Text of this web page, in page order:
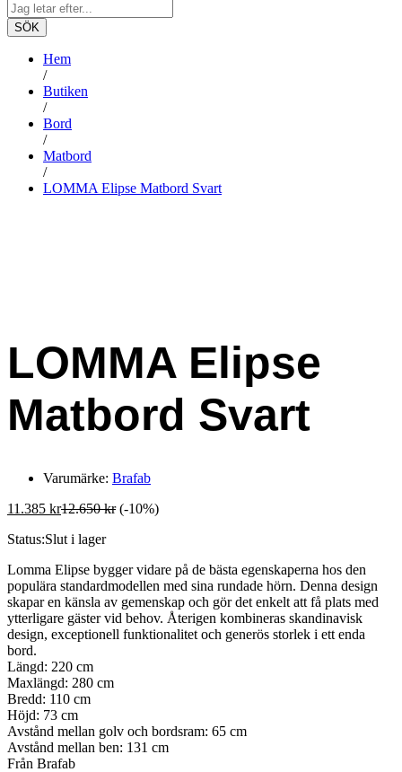
SÖK
Hem
/
Butiken
/
Bord
/
Matbord
/
LOMMA Elipse Matbord Svart
LOMMA Elipse
Matbord Svart
Varumärke: Brafab
11.385 kr12.650kr (-10%)
Status:Slut i lager
Lomma Elipse bygger vidare på de bästa egenskaperna hos den
populära standardmodellen med sina rundade hörn. Denna design
skapar en känsla av gemenskap och gör det enkelt att få plats med
ytterligare gäster vid behov. Återigen kombineras skandinavisk
design, exceptionell funktionalitet och generös storlek i ett enda
bord.
Längd: 220 cm
Maxlängd: 280 cm
Bredd: 110 cm
Höjd: 73 cm
Avstånd mellan golv och bordsram: 65 cm
Avstånd mellan ben: 131 cm
Från Brafab